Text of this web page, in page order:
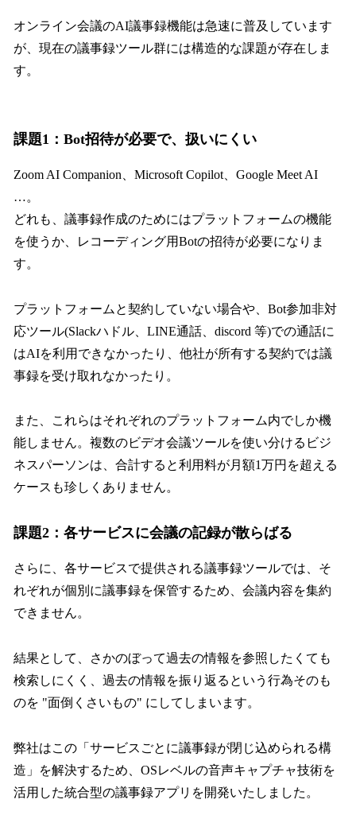
オンライン会議のAI議事録機能は急速に普及しています
が、現在の議事録ツール群には構造的な課題が存在しま
す。
課題1：Bot招待が必要で、扱いにくい
Zoom AI Companion、Microsoft Copilot、Google Meet AI
…。
どれも、議事録作成のためにはプラットフォームの機能
を使うか、レコーディング用Botの招待が必要になりま
す。
プラットフォームと契約していない場合や、Bot参加非対
応ツール(Slackハドル、LINE通話、discord 等)での通話に
はAIを利用できなかったり、他社が所有する契約では議
事録を受け取れなかったり。
また、これらはそれぞれのプラットフォーム内でしか機
能しません。複数のビデオ会議ツールを使い分けるビジ
ネスパーソンは、合計すると利用料が月額1万円を超える
ケースも珍しくありません。
課題2：各サービスに会議の記録が散らばる
さらに、各サービスで提供される議事録ツールでは、そ
れぞれが個別に議事録を保管するため、会議内容を集約
できません。
結果として、さかのぼって過去の情報を参照したくても
検索しにくく、過去の情報を振り返るという行為そのも
のを "面倒くさいもの" にしてしまいます。
弊社はこの「サービスごとに議事録が閉じ込められる構
造」を解決するため、OSレベルの音声キャプチャ技術を
活用した統合型の議事録アプリを開発いたしました。